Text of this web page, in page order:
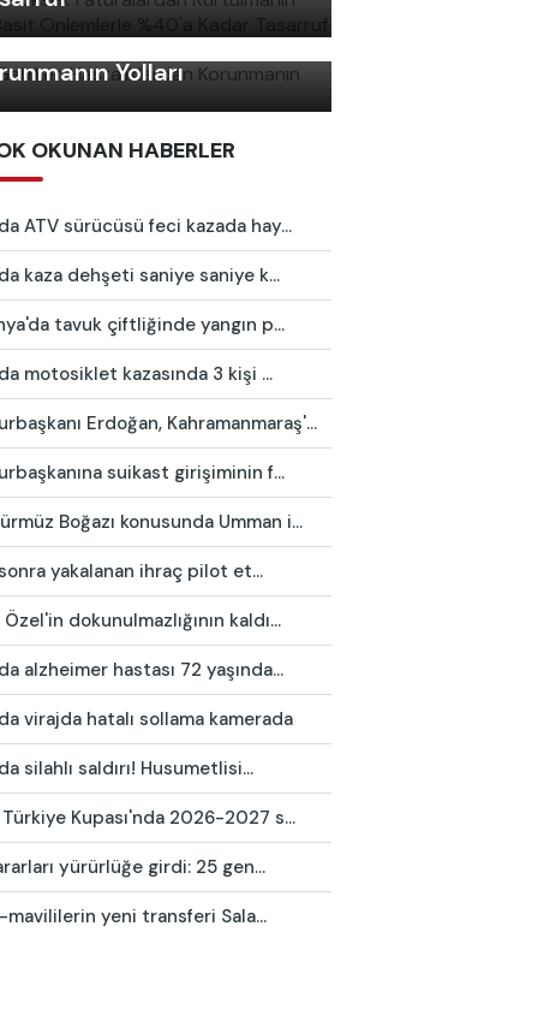
Gelirken Hastalıklardan
Yolları
OKUNAN HABERLER
ATV sürücüsü feci kazada hay...
kaza dehşeti saniye saniye k...
tavuk çiftliğinde yangın p...
motosiklet kazasında 3 kişi ...
Erdoğan, Kahramanmaraş'...
suikast girişiminin f...
Boğazı konusunda Umman i...
yakalanan ihraç pilot et...
dokunulmazlığının kaldı...
alzheimer hastası 72 yaşında...
virajda hatalı sollama kamerada
silahlı saldırı! Husumetlisi...
Kupası'nda 2026-2027 s...
yürürlüğe girdi: 25 gen...
mavililerin yeni transferi Sala...